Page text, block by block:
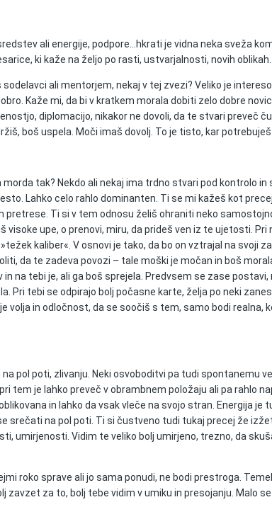
ali energije, podpore…hkrati je vidna neka sveža
ki kaže na željo po rasti, ustvarjalnosti, novih
ali mentorjem, nekaj v tej zvezi? Veliko je
Kaže mi, da bi v kratkem morala dobiti zelo dobre
diplomacijo, nikakor ne dovoli, da te stvari preveč
boš uspela. Moči imaš dovolj. To je tisto, kar
tak? Nekdo ali nekaj ima trdno stvari pod kontrolo
Lahko celo rahlo dominanten. Ti se mi kažeš kot
pretrese. Ti si v tem odnosu želiš ohraniti neko
upe, o prenovi, miru, da prideš ven iz te ujetosti.
kaliber«. V osnovi je tako, da bo on vztrajal na svoji
da te zadeva povozi – tale moški je močan in boš
na tebi je, ali ga boš sprejela. Predvsem se zase
Pri tebi se odpirajo bolj počasne karte, želja po neki
in odločnost, da se soočiš s tem, samo bodi realna,
pol poti, zlivanju. Neki osvoboditvi pa tudi spontanemu
tem je lahko preveč v obrambnem položaju ali pa rahlo
in lahko da vsak vleče na svojo stran. Energija
srečati na pol poti. Ti si čustveno tudi tukaj precej že
umirjenosti. Vidim te veliko bolj umirjeno, trezno, da
roko sprave ali jo sama ponudi, ne bodi prestroga.
za to, bolj tebe vidim v umiku in presojanju. Malo